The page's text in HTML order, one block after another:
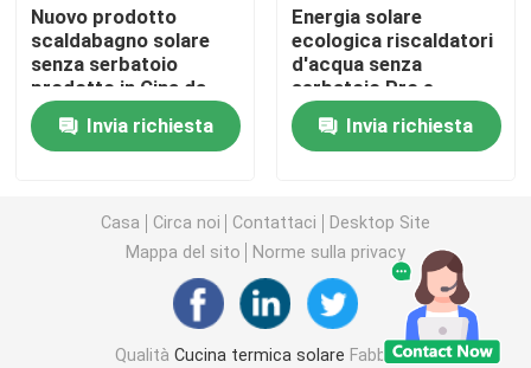
Scaldabagno solare
Scaldabagno solare compatto
Scaldabagno solare senza serbatoio
collettore solare della lamina piana
Nuovo prodotto
scaldabagno solare
senza serbatoio
prodotto in Cina da
Longpu Solar
Invia richiesta
Energia solare
ecologica riscaldatori
d'acqua senza
serbatoio Pro e
contro Collettore
solare a tubo vuoto
installato sul muro
Invia richiesta
Casa Circa noi Contattaci
Desktop Site
Mappa del sito
Norme sulla privacy
QualitàCucina termica solare Fabbrica